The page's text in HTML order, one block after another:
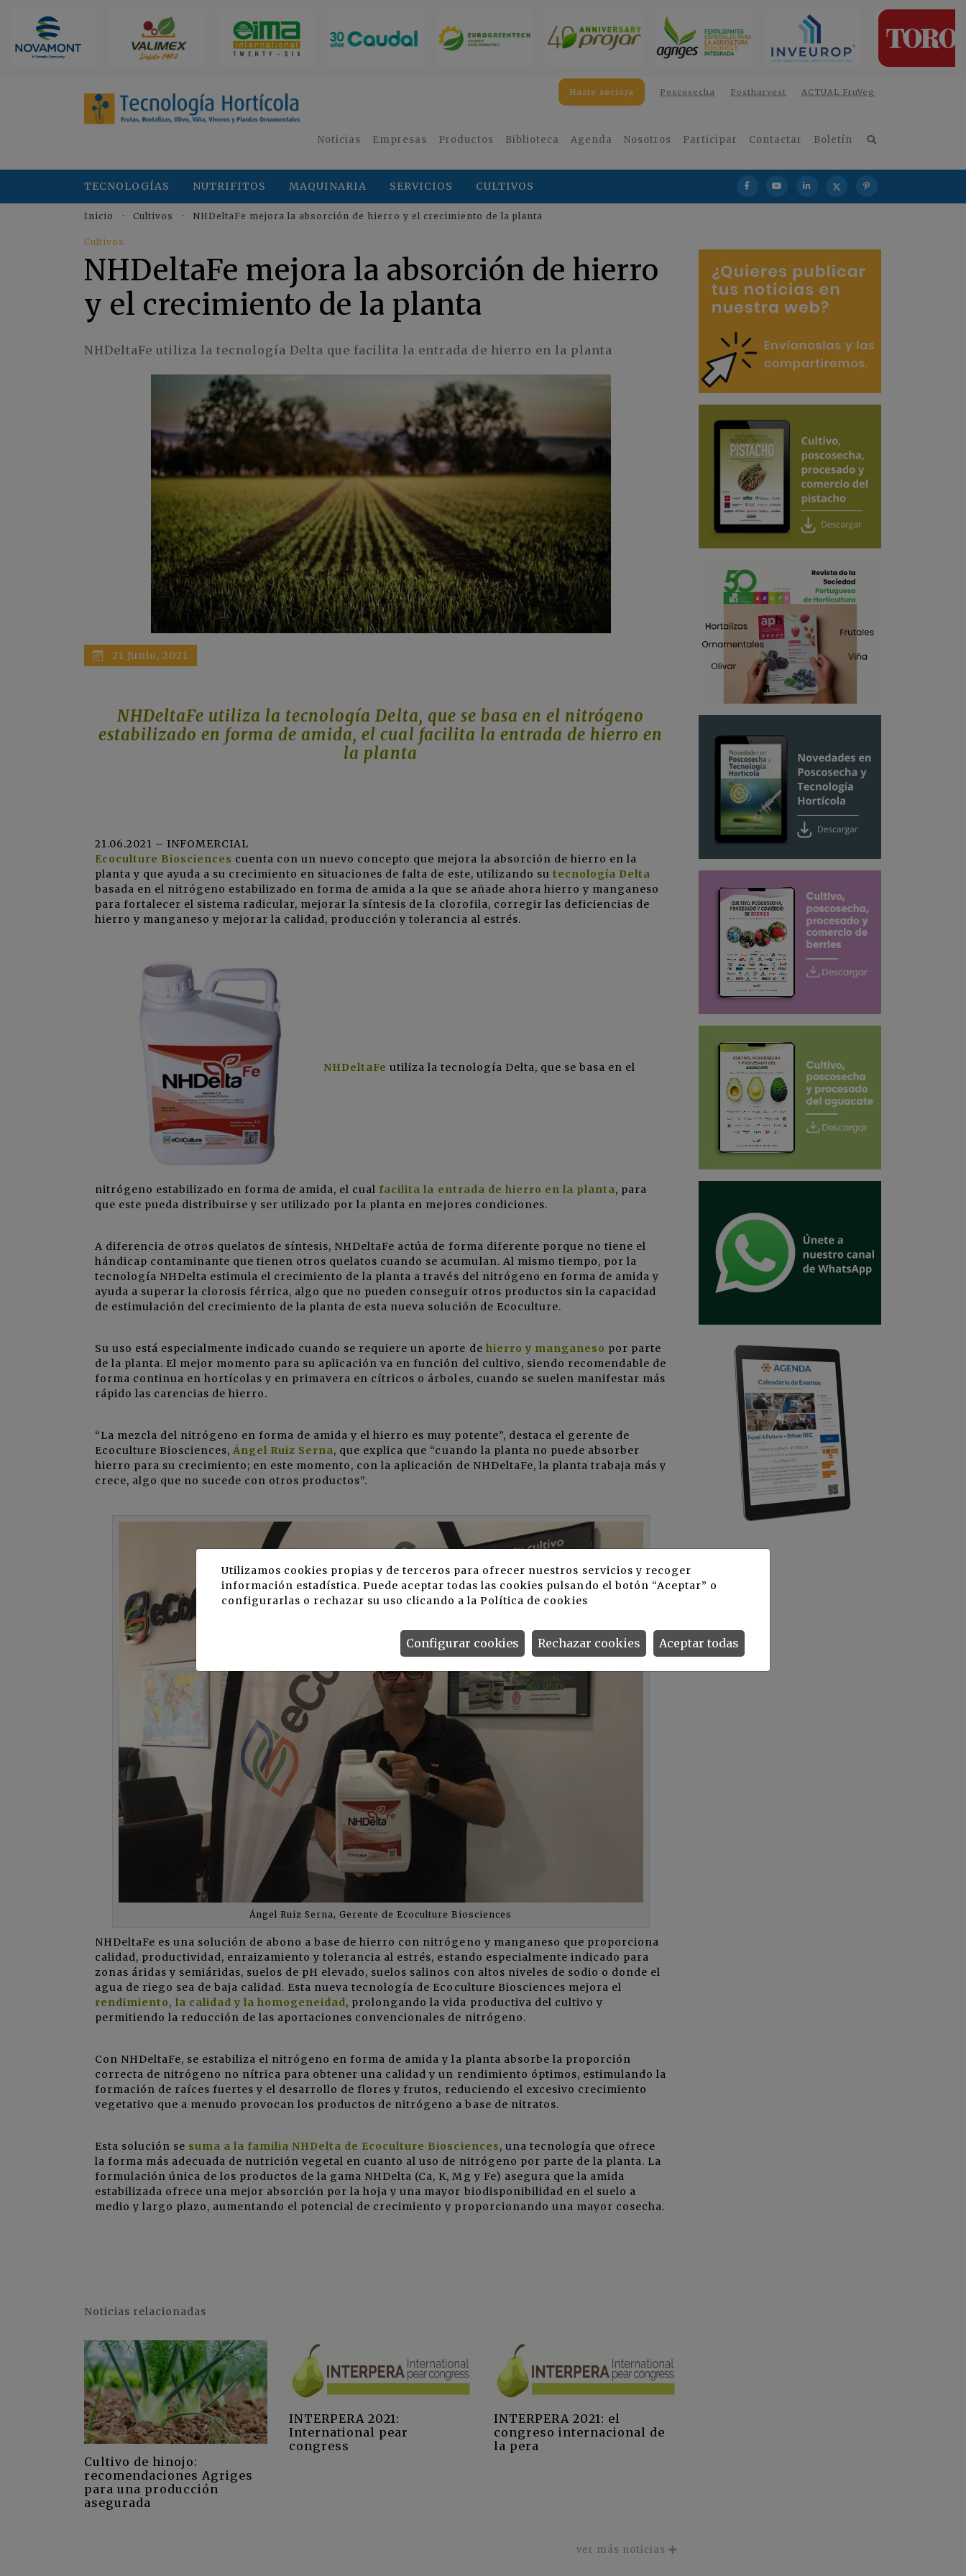
Hazte socio/a Poscosecha Postharvest ACTUAL FruVeg
Noticias Empresas Productos Biblioteca Agenda Nosotros Participar Contactar Boletín
TECNOLOGÍAS NUTRIFITOS MAQUINARIA SERVICIOS CULTIVOS
Inicio Cultivos NHDeltaFe mejora la absorción de hierro y el crecimiento de la planta
Cultivos
NHDeltaFe mejora la absorción de hierro
y el crecimiento de la planta
NHDeltaFe utiliza la tecnología Delta que facilita la entrada de hierro en la planta
21 Junio, 2021
NHDeltaFe utiliza la tecnología Delta, que se basa en el nitrógeno
estabilizado en forma de amida, el cual facilita la entrada de hierro en
la planta
21.06.2021 – INFOMERCIAL
Ecoculture Biosciences cuenta con un nuevo concepto que mejora la absorción de hierro en la
planta y que ayuda a su crecimiento en situaciones de falta de este, utilizando su tecnología Delta
basada en el nitrógeno estabilizado en forma de amida a la que se añade ahora hierro y manganeso
para fortalecer el sistema radicular, mejorar la síntesis de la clorofila, corregir las deficiencias de
hierro y manganeso y mejorar la calidad, producción y tolerancia al estrés.
NHDeltaFe utiliza la tecnología Delta, que se basa en el
nitrógeno estabilizado en forma de amida, el cual facilita la entrada de hierro en la planta, para
que este pueda distribuirse y ser utilizado por la planta en mejores condiciones.
A diferencia de otros quelatos de síntesis, NHDeltaFe actúa de forma diferente porque no tiene el
hándicap contaminante que tienen otros quelatos cuando se acumulan. Al mismo tiempo, por la
tecnología NHDelta estimula el crecimiento de la planta a través del nitrógeno en forma de amida y
ayuda a superar la clorosis férrica, algo que no pueden conseguir otros productos sin la capacidad
de estimulación del crecimiento de la planta de esta nueva solución de Ecoculture.
Su uso está especialmente indicado cuando se requiere un aporte de hierro y manganeso por parte
de la planta. El mejor momento para su aplicación va en función del cultivo, siendo recomendable de
forma continua en hortícolas y en primavera en cítricos o árboles, cuando se suelen manifestar más
rápido las carencias de hierro.
“La mezcla del nitrógeno en forma de amida y el hierro es muy potente”, destaca el gerente de
Ecoculture Biosciences,Ángel Ruiz Serna, que explica que “cuando la planta no puede absorber
hierro para su crecimiento; en este momento, con la aplicación de NHDeltaFe, la planta trabaja más y
crece, algo que no sucede con otros productos”.
Ángel Ruiz Serna, Gerente de Ecoculture Biosciences
NHDeltaFe es una solución de abono a base de hierro con nitrógeno y manganeso que proporciona
calidad, productividad, enraizamiento y tolerancia al estrés, estando especialmente indicado para
zonas áridas y semiáridas, suelos de pH elevado, suelos salinos con altos niveles de sodio o donde el
agua de riego sea de baja calidad. Esta nueva tecnología de Ecoculture Biosciences mejora el
rendimiento, la calidad y la homogeneidad, prolongando la vida productiva del cultivo y
permitiendo la reducción de las aportaciones convencionales de nitrógeno.
Con NHDeltaFe, se estabiliza el nitrógeno en forma de amida y la planta absorbe la proporción
correcta de nitrógeno no nítrica para obtener una calidad y un rendimiento óptimos, estimulando la
formación de raíces fuertes y el desarrollo de flores y frutos, reduciendo el excesivo crecimiento
vegetativo que a menudo provocan los productos de nitrógeno a base de nitratos.
Esta solución se suma a la familia NHDelta de Ecoculture Biosciences, una tecnología que ofrece
la forma más adecuada de nutrición vegetal en cuanto al uso de nitrógeno por parte de la planta. La
formulación única de los productos de la gama NHDelta (Ca, K, Mg y Fe) asegura que la amida
estabilizada ofrece una mejor absorción por la hoja y una mayor biodisponibilidad en el suelo a
medio y largo plazo, aumentando el potencial de crecimiento y proporcionando una mayor cosecha.
Noticias relacionadas
Cultivo de hinojo:
recomendaciones Agriges
para una producción
asegurada
INTERPERA 2021:
International pear
congress
INTERPERA 2021: el
congreso internacional de
la pera
ver más noticias
Utilizamos cookies propias y de terceros para ofrecer nuestros servicios y recoger
información estadística. Puede aceptar todas las cookies pulsando el botón “Aceptar” o
configurarlas o rechazar su uso clicando a laPolítica de cookies
Aceptar todas
Rechazar cookies
Configurar cookies